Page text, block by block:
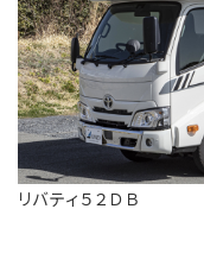
リバティ５２ＤＢ